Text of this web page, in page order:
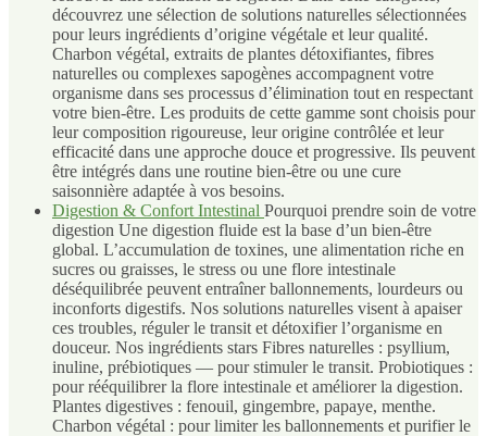
découvrez une sélection de solutions naturelles sélectionnées
pour leurs ingrédients d’origine végétale et leur qualité.
Charbon végétal, extraits de plantes détoxifiantes, fibres
naturelles ou complexes sapogènes accompagnent votre
organisme dans ses processus d’élimination tout en respectant
votre bien-être. Les produits de cette gamme sont choisis pour
leur composition rigoureuse, leur origine contrôlée et leur
efficacité dans une approche douce et progressive. Ils peuvent
être intégrés dans une routine bien-être ou une cure
saisonnière adaptée à vos besoins.
Digestion & Confort Intestinal Pourquoi prendre soin de votre
digestion Une digestion fluide est la base d’un bien-être
global. L’accumulation de toxines, une alimentation riche en
sucres ou graisses, le stress ou une flore intestinale
déséquilibrée peuvent entraîner ballonnements, lourdeurs ou
inconforts digestifs. Nos solutions naturelles visent à apaiser
ces troubles, réguler le transit et détoxifier l’organisme en
douceur. Nos ingrédients stars Fibres naturelles : psyllium,
inuline, prébiotiques — pour stimuler le transit. Probiotiques :
pour rééquilibrer la flore intestinale et améliorer la digestion.
Plantes digestives : fenouil, gingembre, papaye, menthe.
Charbon végétal : pour limiter les ballonnements et purifier le